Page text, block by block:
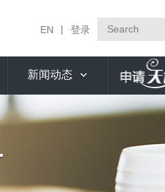
EN | 登录
新闻动态